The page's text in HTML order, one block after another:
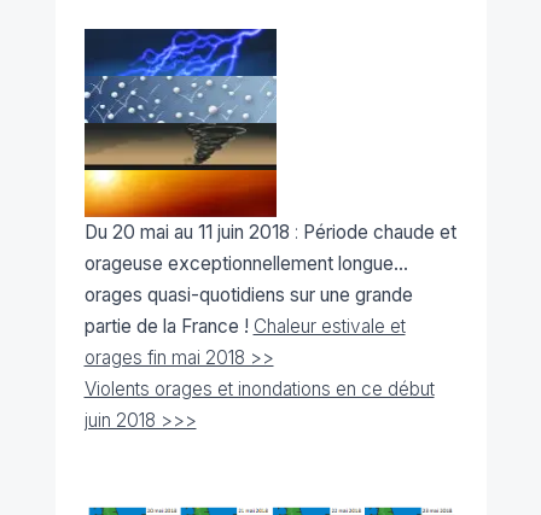
Du 20 mai au 11 juin 2018 : Période chaude et
orageuse exceptionnellement longue...
orages quasi-quotidiens sur une grande
partie de la France ! Chaleur estivale et
orages fin mai 2018 >>
Violents orages et inondations en ce début
juin 2018 >>>